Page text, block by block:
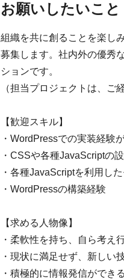
お願いしたいこと
組織を共に創ることを楽し
募集します。社内外の優秀
ションです。
（担当プロジェクトは、ご
【歓迎スキル】
・WordPressでの実装経験
・CSSや各種JavaScriptの
・各種JavaScriptを利用し
・WordPressの構築経験
【求める人物像】
・柔軟性を持ち、自ら考え
・現状に満足せず、新しい
・積極的に情報発信ができ